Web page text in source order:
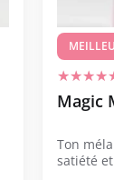
Magic
Ton
satiété
être
choisies
page
produit